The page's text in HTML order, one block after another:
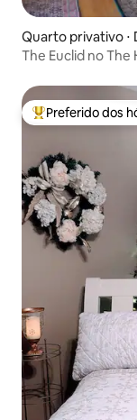
Quarto privativo ⋅
The Euclid no
Entre os
Preferido dos